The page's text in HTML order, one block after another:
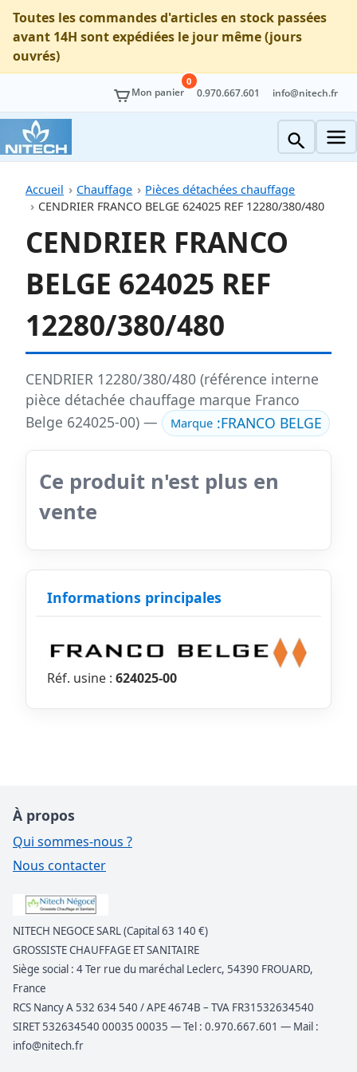
Toutes les commandes d'articles en stock passées
avant 14H sont expédiées le jour même (jours
ouvrés)
Mon panier
0
0.970.667.601 info@nitech.fr
Accueil Chauffage
Pièces détachées chauffage
CENDRIER FRANCO BELGE 624025 REF 12280/380/480
CENDRIER FRANCO
BELGE 624025 REF
12280/380/480
CENDRIER 12280/380/480 (référence interne
pièce détachée chauffage marque Franco
Belge 624025-00) —
Marque:FRANCO BELGE
Ce produit n'est plus en
vente
Informations principales
Réf. usine : 624025-00
À propos
Qui sommes-nous ?
Nous contacter
NITECH NEGOCE SARL (Capital 63 140 €)
GROSSISTE CHAUFFAGE ET SANITAIRE
Siège social : 4 Ter rue du maréchal Leclerc, 54390 FROUARD,
France
RCS Nancy A 532 634 540 / APE 4674B – TVA FR31532634540
SIRET 532634540 00035 00035 — Tel : 0.970.667.601 — Mail :
info@nitech.fr